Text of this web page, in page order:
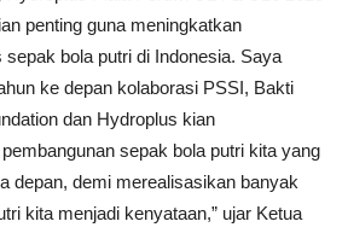
penting guna meningkatkan
bola putri di Indonesia. Saya
ke depan kolaborasi PSSI, Bakti
dan Hydroplus kian
sepak bola putri kita yang
depan, demi merealisasikan banyak
kita menjadi kenyataan,” ujar Ketua